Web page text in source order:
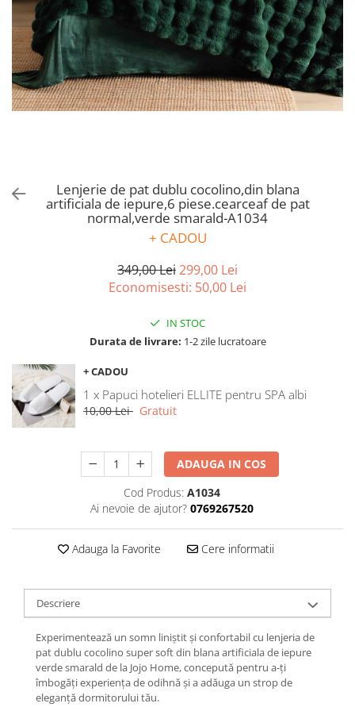
Bumbac satinat
Bumbac policoton
Compatibile cu saltea
90x200cm
100x200cm
120x200cm
200x200cm
Normal - fara elastic
Galbena
Bleu
Gri
Mov
Lila
Imprimeu
Uni (1-2 culori)
Cu dungi
Cu inimioare
Cu pisici
Cu Animal Print
Cu ursuleti
Lenjerie de pat dublu cocolino,din blana
artificiala de iepure,6 piese.cearceaf de pat
normal,verde smarald-A1034
+ CADOU
349,00 Lei299,00 Lei
Economisesti: 50,00 Lei
IN STOC
Durata de livrare: 1-2 zile lucratoare
+ CADOU
1 x Papuci hotelieri ELLITE pentru SPA albi
10,00 Lei Gratuit
ADAUGA IN COS
Cod Produs: A1034
Ai nevoie de ajutor? 0769267520
Adauga la Favorite Cere informatii
Descriere
Experimentează un somn liniștit și confortabil cu lenjeria de
pat dublu cocolino super soft din blana artificiala de iepure
verde smarald de la Jojo Home, concepută pentru a-ți
îmbogăți experiența de odihnă și a adăuga un strop de
eleganță dormitorului tău.